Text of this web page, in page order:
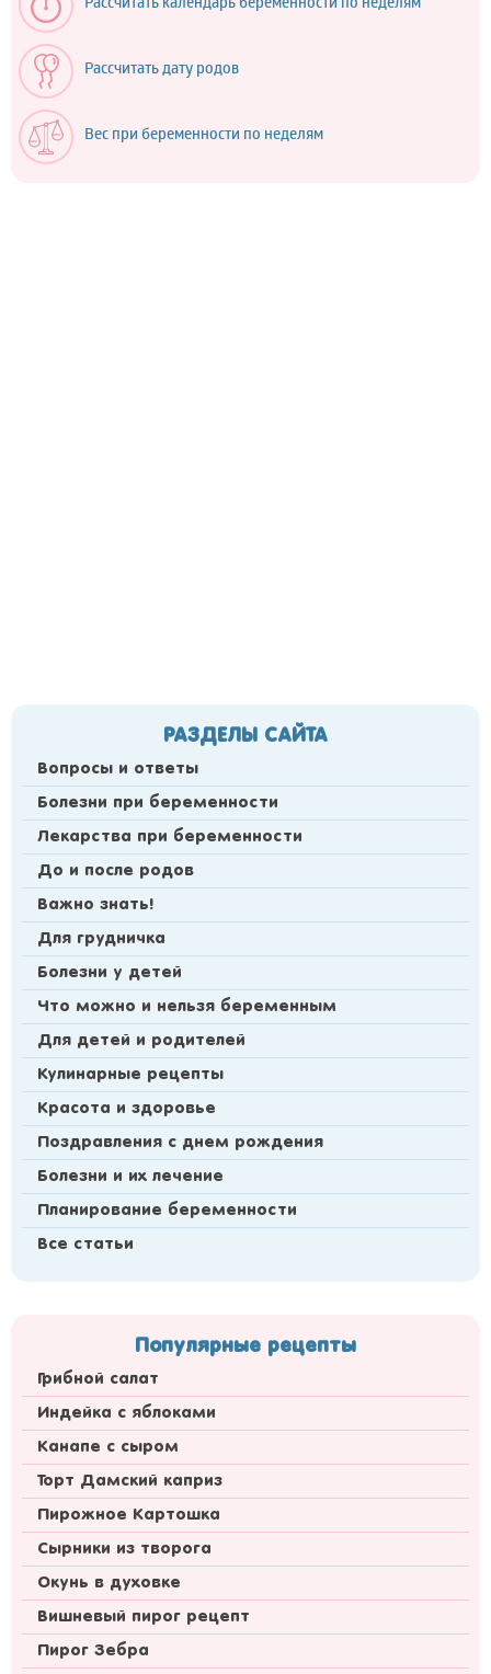
Рассчитать календарь беременности по неделям
Рассчитать дату родов
Вес при беременности по неделям
РАЗДЕЛЫ САЙТА
Вопросы и ответы
Болезни при беременности
Лекарства при беременности
До и после родов
Важно знать!
Для грудничка
Болезни у детей
Что можно и нельзя беременным
Для детей и родителей
Кулинарные рецепты
Красота и здоровье
Поздравления с днем рождения
Болезни и их лечение
Планирование беременности
Все статьи
Популярные рецепты
Грибной салат
Индейка с яблоками
Канапе с сыром
Торт Дамский каприз
Пирожное Картошка
Сырники из творога
Окунь в духовке
Вишневый пирог рецепт
Пирог Зебра